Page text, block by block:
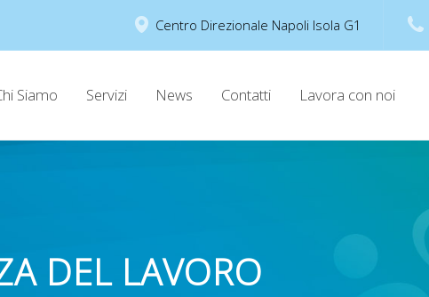
Centro Direzionale Napoli Isola G1
Siamo Servizi News Contatti Lavora con noi
DEL LAVORO